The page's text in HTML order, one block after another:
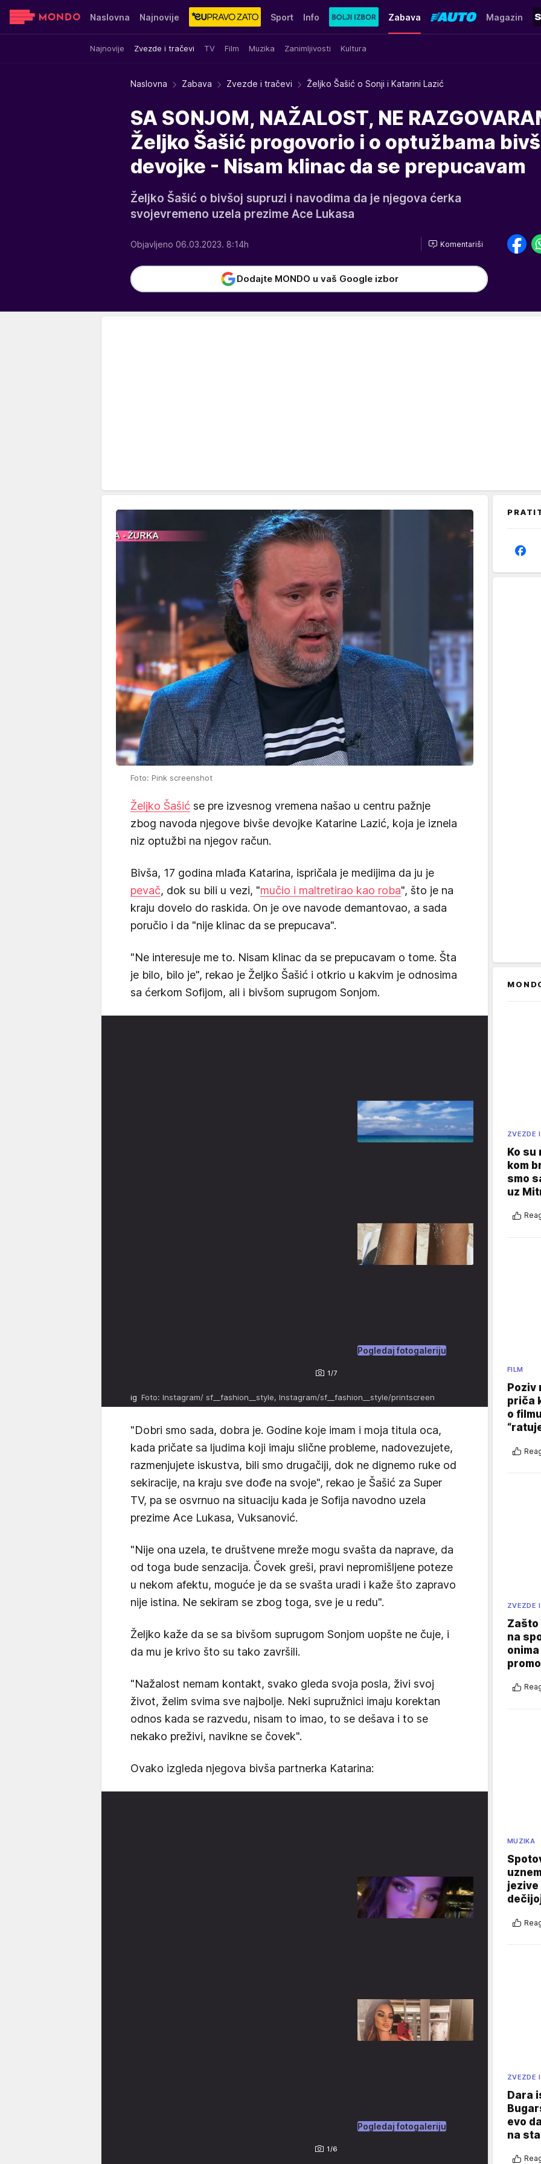
Naslovna Najnovije Sport Info Zabava
Najnovije Zvezde i tračevi TV Film Muzika Zanimljivosti Kultura
Magazin
Sensa Stvar ukusa Yumama
Naslovna Zabava Zvezde i tračevi Željko Šašić o Sonji i Katarini Lazić
SA SONJOM, NAŽALOST, NE
Željko Šašić progovorio i o optužbama
devojke - Nisam klinac da se prepucavam
Željko Šašić o bivšoj supruzi i navodima da je njegova ćerka
svojevremeno uzela prezime Ace Lukasa
Objavljeno 06.03.2023. 8:14h Komentariši
Dodajte MONDO u vaš Google izbor
Foto: Pink screenshot
Željko Šašić se pre izvesnog vremena našao u centru pažnje
zbog navoda njegove bivše devojke Katarine Lazić, koja je iznela
niz optužbi na njegov račun.
Bivša, 17 godina mlađa Katarina, ispričala je medijima da ju je
pevač, dok su bili u vezi, "mučio i maltretirao kao roba", što je na
kraju dovelo do raskida. On je ove navode demantovao, a sada
poručio i da "nije klinac da se prepucava".
"Ne interesuje me to. Nisam klinac da se prepucavam o tome. Šta
je bilo, bilo je", rekao je Željko Šašić i otkrio u kakvim je odnosima
sa ćerkom Sofijom, ali i bivšom suprugom Sonjom.
1/7
Pogledaj fotogaleriju
ig Foto: Instagram/ sf__fashion__style, Instagram/sf__fashion__style/printscreen
"Dobri smo sada, dobra je. Godine koje imam i moja titula oca,
kada pričate sa ljudima koji imaju slične probleme, nadovezujete,
razmenjujete iskustva, bili smo drugačiji, dok ne dignemo ruke od
sekiracije, na kraju sve dođe na svoje", rekao je Šašić za Super
TV, pa se osvrnuo na situaciju kada je Sofija navodno uzela
prezime Ace Lukasa, Vuksanović.
"Nije ona uzela, te društvene mreže mogu svašta da naprave, da
od toga bude senzacija. Čovek greši, pravi nepromišljene poteze
u nekom afektu, moguće je da se svašta uradi i kaže što zapravo
nije istina. Ne sekiram se zbog toga, sve je u redu".
Željko kaže da se sa bivšom suprugom Sonjom uopšte ne čuje, i
da mu je krivo što su tako završili.
"Nažalost nemam kontakt, svako gleda svoja posla, živi svoj
život, želim svima sve najbolje. Neki supružnici imaju korektan
odnos kada se razvedu, nisam to imao, to se dešava i to se
nekako preživi, navikne se čovek".
Ovako izgleda njegova bivša partnerka Katarina:
1/6
Pogledaj fotogaleriju
ZVEZDE
Ko su
kom
smo
uz
FILM
Poziv
priča
o
ZVEZDE
Zašto
na
MUZIKA
jezive
ZVEZDE
Dara
evo
na